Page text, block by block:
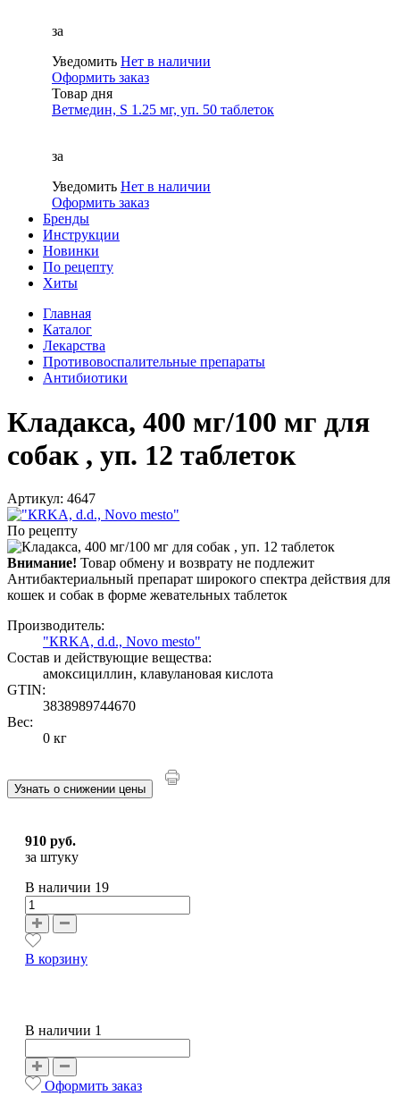
за
Уведомить Нет в наличии
Оформить заказ
Товар дня
Ветмедин, S 1.25 мг, уп. 50 таблеток
за
Уведомить Нет в наличии
Оформить заказ
Бренды
Инструкции
Новинки
По рецепту
Хиты
Главная
Каталог
Лекарства
Противовоспалительные препараты
Антибиотики
Кладакса, 400 мг/100 мг для
собак , уп. 12 таблеток
Артикул: 4647
По рецепту
Внимание! Товар обмену и возврату не подлежит
Антибактериальный препарат широкого спектра действия для
кошек и собак в форме жевательных таблеток
Производитель:
"КRKA, d.d., Novo mesto"
Состав и действующие вещества:
амоксициллин, клавулановая кислота
GTIN:
3838989744670
Вес:
0 кг
Узнать о снижении цены
910 руб.
за штуку
В наличии 19
В корзину
В наличии 1
Оформить заказ